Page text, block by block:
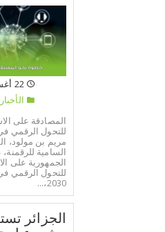
22 أغسطس 2024
الأخبار
المصادقة على
للتحول الرقمي
مريم بن مولود،
السامية
الجمهورية على
2030،...
الجزائر